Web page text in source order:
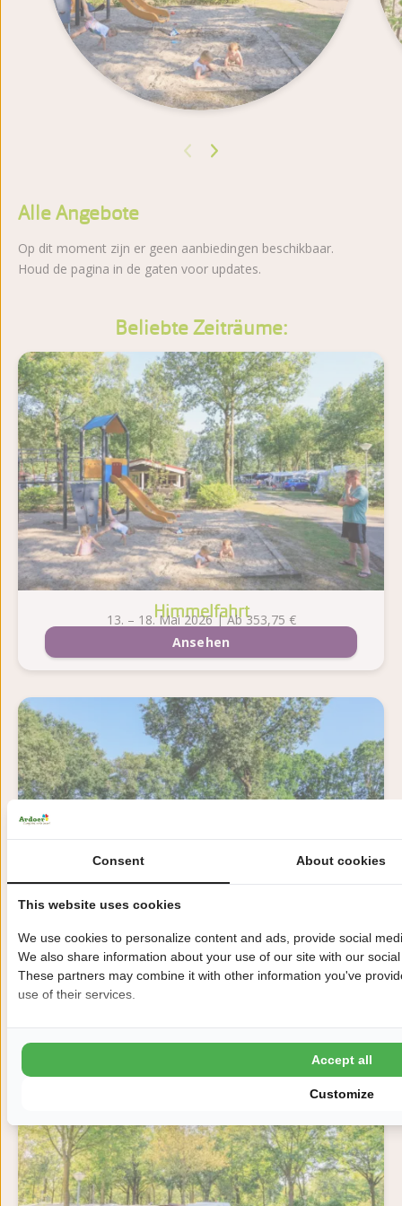
Alle Angebote
Op dit moment zijn er geen aanbiedingen beschikbaar.
Houd de pagina in de gaten voor updates.
Beliebte Zeiträume:
Himmelfahrt
13. – 18. Mai 2026 | Ab 353,75 €
Ansehen
Pfingsten
22. – 26. Mai 2026 | Ab 324,50 €
Consent About cookies
This website uses cookies
We use cookies to personalize content and ads, provide social
We also share information about your use of our site with our
These partners may combine it with other information you've
use of their services.
Customize
Accept all